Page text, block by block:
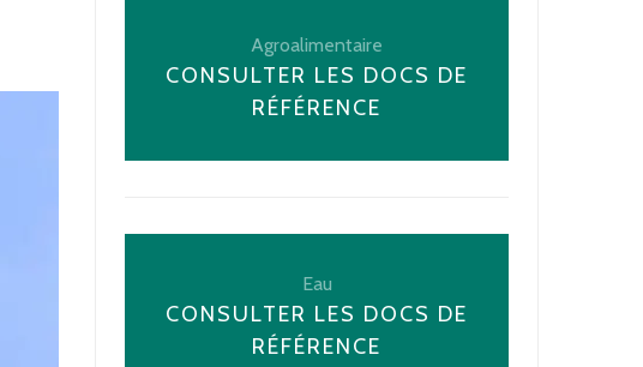
Agroalimentaire
CONSULTER LES DOCS DE
RÉFÉRENCE
Eau
CONSULTER LES DOCS DE
RÉFÉRENCE